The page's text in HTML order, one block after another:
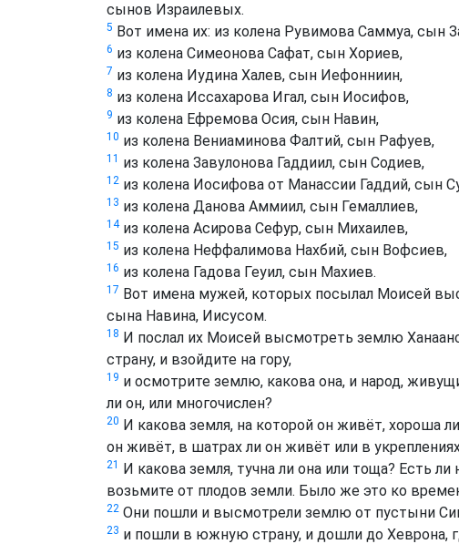
сынов Израилевых.
5 Вот имена их: из колена Рувимова Саммуа, сын
6 из колена Симеонова Сафат, сын Хориев,
7 из колена Иудина Халев, сын Иефонниин,
8 из колена Иссахарова Игал, сын Иосифов,
9 из колена Ефремова Осия, сын Навин,
10 из колена Вениаминова Фалтий, сын Рафуев,
11 из колена Завулонова Гаддиил, сын Содиев,
12 из колена Иосифова от Манассии Гаддий, сын
13 из колена Данова Аммиил, сын Гемаллиев,
14из колена Асирова Сефур, сын Михаилев,
15 из колена Неффалимова Нахбий, сын Вофсиев,
16 из колена Гадова Геуил, сын Махиев.
17 Вот имена мужей, которых посылал Моисей
сына Навина, Иисусом.
18 И послал их Моисей высмотреть землю
страну, и взойдите на гору,
19 и осмотрите землю, какова она, и народ,
ли он, или многочислен?
20 И какова земля, на которой он живёт, хороша
он живёт, в шатрах ли он живёт или в
21 И какова земля, тучна ли она или тоща? Есть ли
возьмите от плодов земли. Было же это ко
22 Они пошли и высмотрели землю от пустыни
23 и пошли в южную страну, и дошли до Хеврона,